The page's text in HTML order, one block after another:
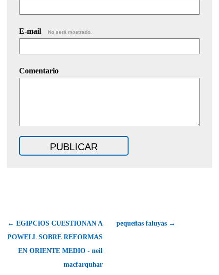
E-mail No será mostrado.
Comentario
← EGIPCIOS CUESTIONAN A
POWELL SOBRE REFORMAS
EN ORIENTE MEDIO - neil
macfarquhar
pequeñas faluyas →